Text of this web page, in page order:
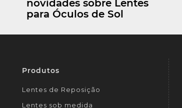
novidades sobre Lentes
para Óculos de Sol
Produtos
Lentes de Reposição
Lentes sob medida